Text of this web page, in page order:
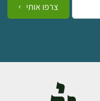
צרפו אותי